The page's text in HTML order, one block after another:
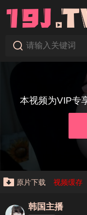
本视频为VIP专
原片下载 视频缓存
韩国主播